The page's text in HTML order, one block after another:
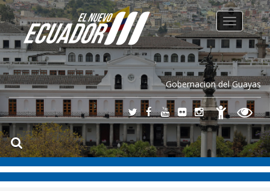
Gobernacion del Guayas
Toggle
navigation